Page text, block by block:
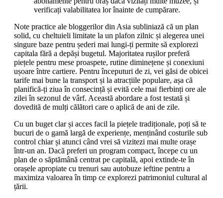
verificați valabilitatea lor înainte de cumpărare.
Note practice ale bloggerilor din Asia subliniază că un plan
solid, cu cheltuieli limitate la un plafon zilnic și alegerea unei
singure baze pentru șederi mai lungi-ți permite să explorezi
capitala fără a depăși bugetul. Majoritatea rușilor preferă
piețele pentru mese proaspete, rutine diminețene și conexiuni
ușoare între cartiere. Pentru începuturi de zi, vei găsi de obicei
tarife mai bune la transport și la atracțiile populare, așa că
planifică-ți ziua în consecință și evită cele mai fierbinți ore ale
zilei în sezonul de vârf. Această abordare a fost testată și
dovedită de mulți călători care o aplică de ani de zile.
Cu un buget clar și acces facil la piețele tradiționale, poți să te
bucuri de o gamă largă de experiențe, menținând costurile sub
control chiar și atunci când vrei să vizitezi mai multe orașe
într-un an. Dacă preferi un program compact, începe cu un
plan de o săptămână centrat pe capitală, apoi extinde-te în
orașele apropiate cu trenuri sau autobuze ieftine pentru a
maximiza valoarea în timp ce explorezi patrimoniul cultural al
țării.